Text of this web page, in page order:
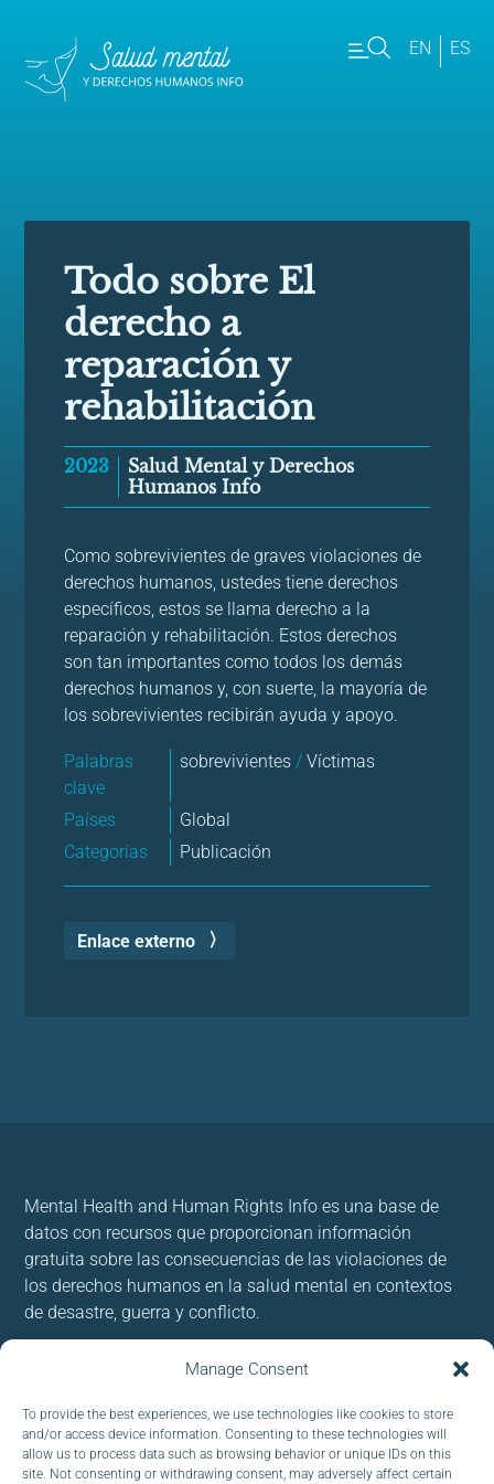
Manage Consent
To provide the best experiences, we use technologies like cookies to store
and/or access device information. Consenting to these technologies will
allow us to process data such as browsing behavior or unique IDs on this
site. Not consenting or withdrawing consent, may adversely affect certain
EN ES
Todo sobre El
derecho a
reparación y
rehabilitación
2023
Salud Mental y Derechos
Humanos Info
Como sobrevivientes de graves violaciones de
derechos humanos, ustedes tiene derechos
específicos, estos se llama derecho a la
reparación y rehabilitación. Estos derechos
son tan importantes como todos los demás
derechos humanos y, con suerte, la mayoría de
los sobrevivientes recibirán ayuda y apoyo.
Palabras
clave
sobrevivientes/ Víctimas
Países
Global
Categorías
Publicación
Enlace externo
Mental Health and Human Rights Info es una base de
datos con recursos que proporcionan información
gratuita sobre las consecuencias de las violaciones de
los derechos humanos en la salud mental en contextos
de desastre, guerra y conflicto.
servicios. Al utilizar nuestro sitio, acepta las cookies.
Follow us: